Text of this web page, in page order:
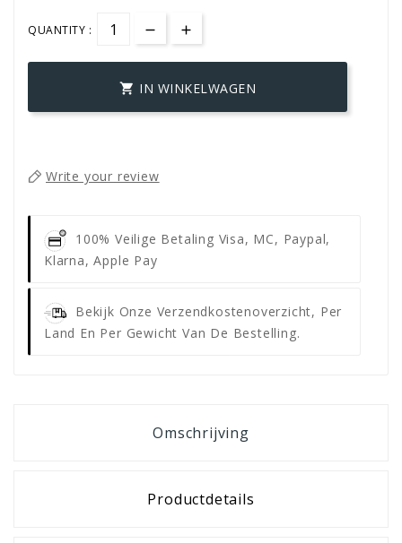
QUANTITY :
 IN WINKELWAGEN
Write your review
100% Veilige Betaling Visa, MC, Paypal,
Klarna, Apple Pay
Bekijk Onze Verzendkostenoverzicht, Per
Land En Per Gewicht Van De Bestelling.
Omschrijving
Productdetails